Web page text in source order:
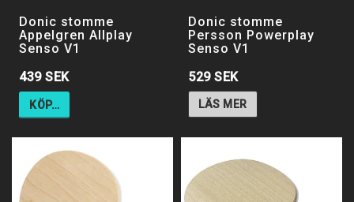
Lägg till i favoritlistan
Donic stomme
Appelgren Allplay
Senso V1
439 SEK
KÖP…
Donic stomme
Persson Powerplay
Senso V1
529 SEK
LÄS MER